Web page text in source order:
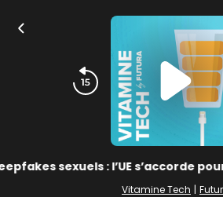
sexuels : l’UE s’accorde
Vitamine Tech |